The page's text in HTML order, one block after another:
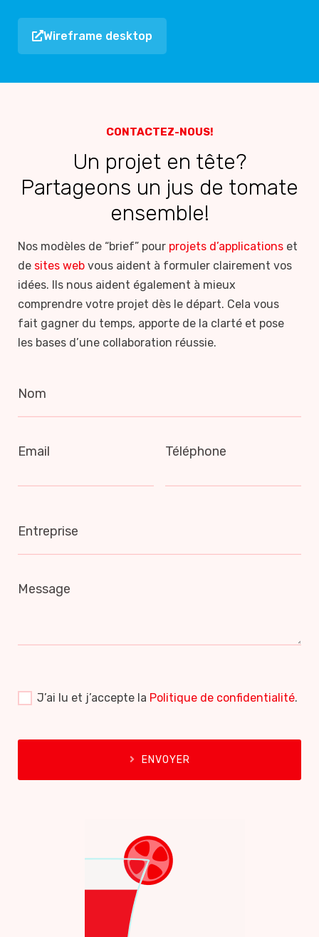
Wireframe desktop
CONTACTEZ-NOUS!
Un projet en tête?
Partageons un jus de tomate
ensemble!
Nos modèles de “brief” pour projets d’applications et
de sites web vous aident à formuler clairement vos
idées. Ils nous aident également à mieux
comprendre votre projet dès le départ. Cela vous
fait gagner du temps, apporte de la clarté et pose
les bases d’une collaboration réussie.
Nom
Email Téléphone
Entreprise
Message
J’ai lu et j’accepte la Politique de confidentialité.
ENVOYER